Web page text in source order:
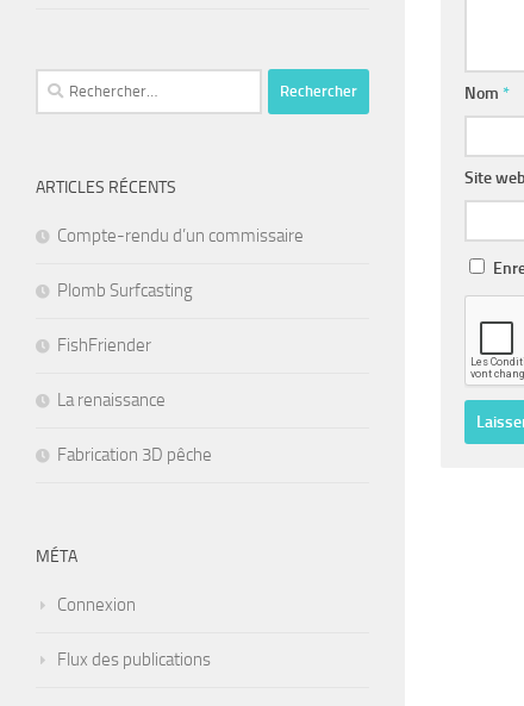
Nom *
Site web
Rechercher :
ARTICLES RÉCENTS
Compte-rendu d’un commissaire
Plomb Surfcasting
FishFriender
La renaissance
Fabrication 3D pêche
MÉTA
Connexion
Flux des publications